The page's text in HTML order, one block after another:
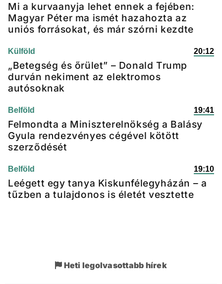
Mi a kurvaanyja lehet ennek a fejében:
Magyar Péter ma ismét hazahozta az
uniós forrásokat, és már szórni kezdte
Külföld 20:12
„Betegség és őrület” – Donald Trump
durván nekiment az elektromos
autósoknak
Belföld 19:41
Felmondta a Miniszterelnökség a Balásy
Gyula rendezvényes cégével kötött
szerződését
Belföld 19:10
Leégett egy tanya Kiskunfélegyházán – a
tűzben a tulajdonos is életét vesztette
Heti legolvasottabb hírek